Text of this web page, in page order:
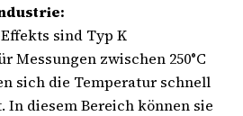
sind Typ K
Messungen zwischen 250°C
sich die Temperatur schnell
In diesem Bereich können sie